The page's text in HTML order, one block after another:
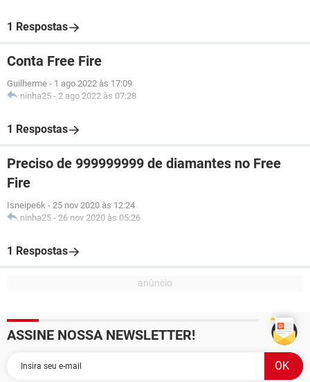
1 Respostas
Conta Free Fire
Guilherme - 1 ago 2022 às 17:09
ninha25 - 2 ago 2022 às 07:28
1 Respostas
Preciso de 999999999 de diamantes no Free
Fire
Isneipe6k - 25 nov 2020 às 12:24
ninha25 - 26 nov 2020 às 05:26
1 Respostas
ASSINE NOSSA NEWSLETTER!